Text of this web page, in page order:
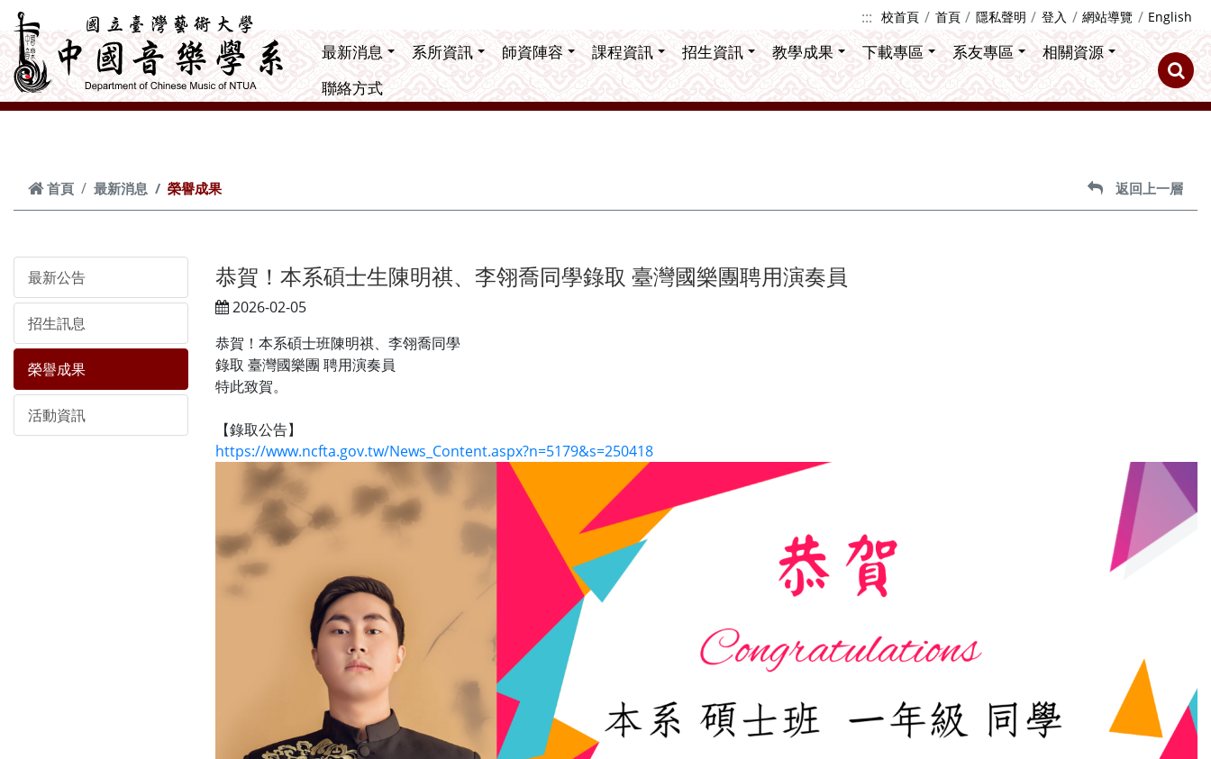
跳到主要內容 ::: 校首頁 首頁 隱私聲明 登入 網站導覽 English
最新消息 系所資訊 師資陣容 課程資訊 招生資訊 教學成果 下載專區 系友專區
相關資源
聯絡方式
首頁 最新消息 榮譽成果 返回上一層
最新公告
招生訊息
榮譽成果
活動資訊
恭賀！本系碩士生陳明祺、李翎喬同學錄取 臺灣國樂團聘用演奏員
2026-02-05
恭賀！本系碩士班陳明祺、李翎喬同學
錄取 臺灣國樂團 聘用演奏員
特此致賀。
【錄取公告】
https://www.ncfta.gov.tw/News_Content.aspx?n=5179&s=250418